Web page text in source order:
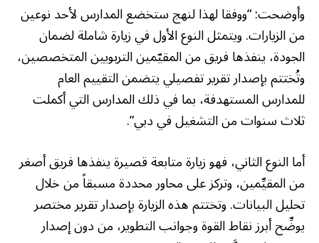
وأوضحت: “ووفقا لهذا لنهج ستخضع المدارس لأحد نوعين
من الزيارات. ويتمثل النوع الأول في زيارة شاملة لضمان
الجودة، ينفذها فريق من المقيّمين التربويين المتخصصين،
وتُختتم بإصدار تقرير تفصيلي يتضمن التقييم العام
للمدارس المستهدفة، بما في ذلك المدارس التي أكملت
ثلاث سنوات من التشغيل في دبي”.
أما النوع الثاني، فهو زيارة متابعة قصيرة ينفذها فريق أصغر
من المقيِّمين، وتركز على محاور محددة مسبقاً من خلال
تحليل البيانات. وتختتم هذه الزيارة بإصدار تقرير مختصر
يوضِّح أبرز نقاط القوة وجوانب التطوير، من دون إصدار